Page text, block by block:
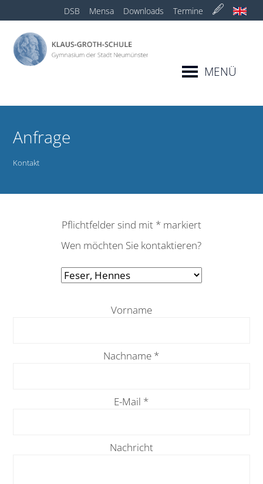
DSB Mensa Downloads Termine
MENÜ
Anfrage
Kontakt
Pflichtfelder‌ sind‌ mit‌ *‌ markiert
Wen möchten Sie kontaktieren?
Vorname
Nachname *
E-Mail *
Nachricht